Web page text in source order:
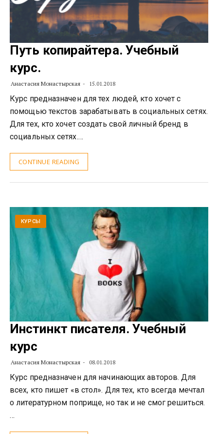
Путь копирайтера. Учебный
курс.
Анастасия Монастырская 15.01.2018
Курс предназначен для тех людей, кто хочет с
помощью текстов зарабатывать в социальных сетях.
Для тех, кто хочет создать свой личный бренд в
социальных сетях.…
CONTINUE READING
КУРСЫ
Инстинкт писателя. Учебный
курс
Анастасия Монастырская 08.01.2018
Курс предназначен для начинающих авторов. Для
всех, кто пишет «в стол». Для тех, кто всегда мечтал
о литературном поприще, но так и не смог решиться.
…